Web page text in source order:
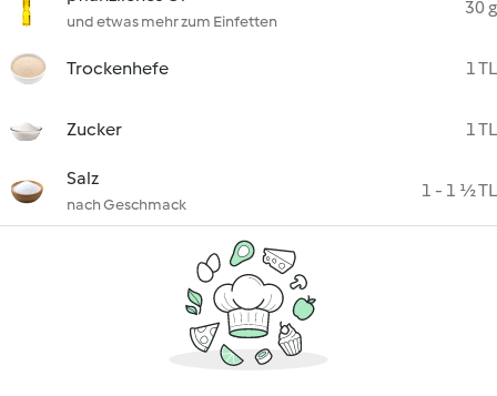
und etwas mehr zum Einfetten
30 g
Trockenhefe 1 TL
Zucker 1 TL
Salz
nach Geschmack
1 - 1 ½ TL